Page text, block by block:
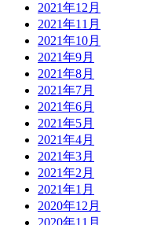
2021年12月
2021年11月
2021年10月
2021年9月
2021年8月
2021年7月
2021年6月
2021年5月
2021年4月
2021年3月
2021年2月
2021年1月
2020年12月